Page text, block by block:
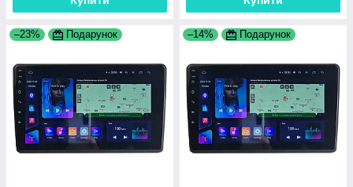
–23% Подарунок –14% Подарунок